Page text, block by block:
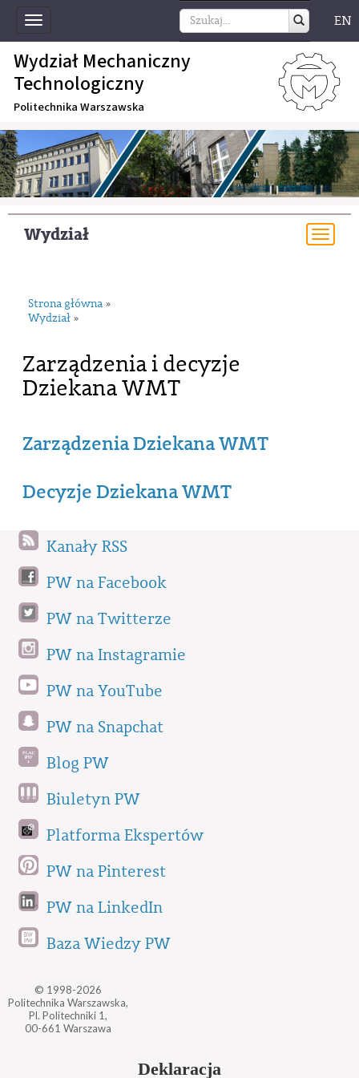
Toggle
navigation
EN
Wydział Mechaniczny
Technologiczny
Politechnika Warszawska
Wydział
Strona główna »
Wydział »
Zarządzenia i decyzje
Dziekana WMT
Zarządzenia Dziekana WMT
Decyzje Dziekana WMT
Kanały RSS
PW na Facebook
PW na Twitterze
PW na Instagramie
PW na YouTube
PW na Snapchat
Blog PW
Biuletyn PW
Platforma Ekspertów
PW na Pinterest
PW na LinkedIn
Baza Wiedzy PW
© 1998-2026
Politechnika Warszawska,
Pl. Politechniki 1,
00-661 Warszawa
Deklaracja